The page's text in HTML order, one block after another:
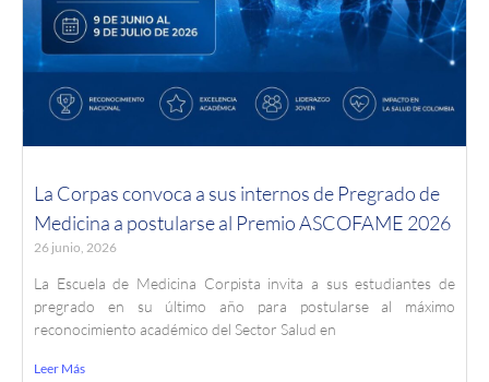
La Corpas convoca a sus internos de Pregrado de
Medicina a postularse al Premio ASCOFAME 2026
26 junio, 2026
La Escuela de Medicina Corpista invita a sus estudiantes de
pregrado en su último año para postularse al máximo
reconocimiento académico del Sector Salud en
Leer Más